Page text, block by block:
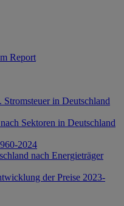
Report
in Deutschland
Sektoren in Deutschland
2024
nach Energieträger
der Preise 2023-